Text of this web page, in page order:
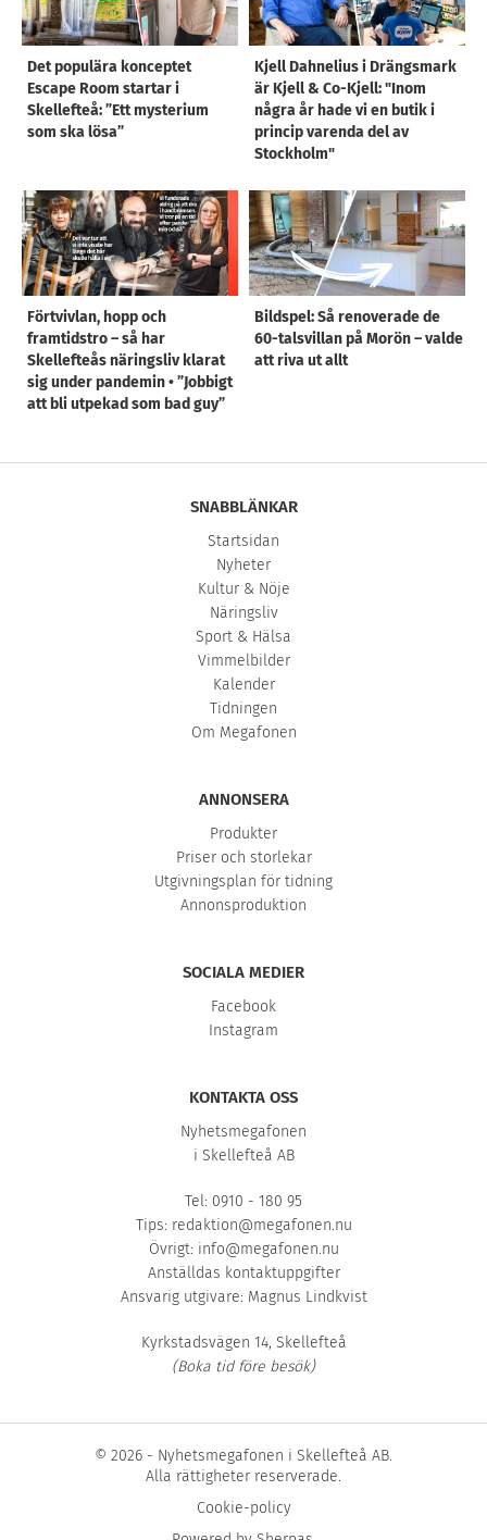
Det populära konceptet
Escape Room startar i
Skellefteå: ”Ett mysterium
som ska lösa”
Kjell Dahnelius i Drängsmark
är Kjell & Co-Kjell: "Inom
några år hade vi en butik i
princip varenda del av
Stockholm"
Förtvivlan, hopp och
framtidstro – så har
Skellefteås näringsliv klarat
sig under pandemin • ”Jobbigt
att bli utpekad som bad guy”
Bildspel: Så renoverade de
60-talsvillan på Morön – valde
att riva ut allt
SNABBLÄNKAR
Startsidan
Nyheter
Kultur & Nöje
Näringsliv
Sport & Hälsa
Vimmelbilder
Kalender
Tidningen
Om Megafonen
ANNONSERA
Produkter
Priser och storlekar
Utgivningsplan för tidning
Annonsproduktion
SOCIALA MEDIER
Facebook
Instagram
KONTAKTA OSS
Nyhetsmegafonen
i Skellefteå AB
Tel: 0910 - 180 95
Tips: redaktion@megafonen.nu
Övrigt: info@megafonen.nu
Anställdas kontaktuppgifter
Ansvarig utgivare: Magnus Lindkvist
Kyrkstadsvägen 14, Skellefteå
(Boka tid före besök)
© 2026 - Nyhetsmegafonen i Skellefteå AB.
Alla rättigheter reserverade.
Cookie-policy